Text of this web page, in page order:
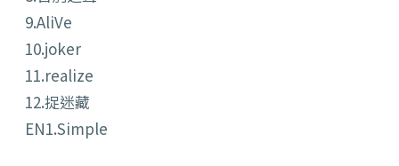
9.AliVe
10.joker
11.realize
12.捉迷藏
EN1.Simple